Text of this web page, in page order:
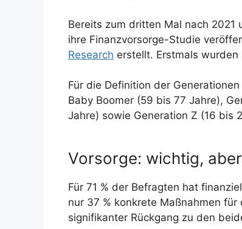
Bereits zum dritten Mal nach 2021
ihre Finanzvorsorge-Studie
Research erstellt. Erstmals
Für die Definition der
Baby Boomer (59 bis 77 Jahre),
Jahre) sowie Generation Z (16 bis
Vorsorge: wichtig,
Für 71 % der Befragten hat
nur 37 % konkrete Maßnahmen
signifikanter Rückgang zu den